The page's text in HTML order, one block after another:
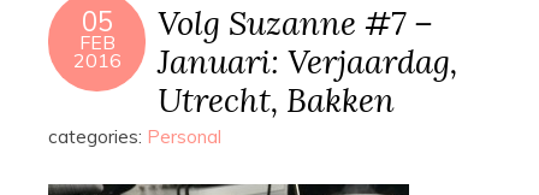
05
FEB
2016
Volg Suzanne #7 –
Januari: Verjaardag,
Utrecht, Bakken
categories: Personal